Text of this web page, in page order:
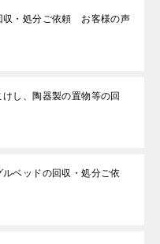
収・処分ご依頼 お客様の声
し、陶器製の置物等の回
ベッドの回収・処分ご依